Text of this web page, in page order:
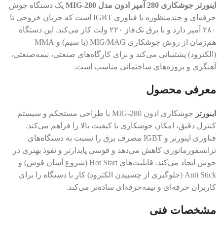
اینورتر جوشکاری 280 آمپر ادون مدل MIG-280
یک دستگاه جوش
حرفه‌ای و چندمنظوره با فناوری IGBT است که جریان خروجی تا
۲۸۰ آمپر دارد و با برق تک‌فاز ۲۲۰ ولت کار می‌کند. این دستگاه
هم‌زمان از روش جوشکاری MIG/MAG (با سیم) و MMA
(الکترود) پشتیبانی می‌کند و برای کارگاه‌های صنعتی، نیمه‌صنعتی،
آهنگری و پروژه‌های ساختمانی مناسب است.
معرفی محصول
اینورتر
جوشکاری ادون MIG-280 با طراحی مستحکم و سیستم
کنترل دقیق، امکان جوشکاری با کیفیت بالا را فراهم می‌کند.
فناوری اینورتر و IGBT مصرف برق را نسبت به دستگاه‌های
ترانسفورماتوری کاهش می‌دهد و قوسی پایدارتر و نفوذ بهتری در
جوش ایجاد می‌کند. قابلیت‌های Hot Start (شروع آسان قوس) و
Anti Stick (جلوگیری از چسبیدن الکترود) کار با دستگاه را برای
کاربران حرفه‌ای و نیمه‌حرفه‌ای ساده‌تر می‌کند.
مشخصات فنی